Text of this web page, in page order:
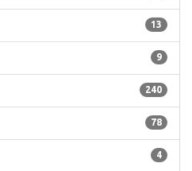
13
9
240
78
4